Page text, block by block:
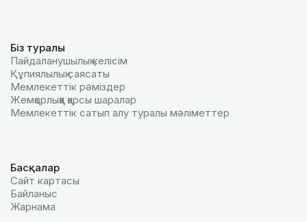
Біз туралы
Пайдаланушылық келiciм
Құпиялылық саясаты
Мемлекеттік рәміздер
Жемқорлыққа қарсы шаралар
Мемлекеттік сатып алу туралы мәлiметтер
Басқалар
Сайт картасы
Байланыс
Жарнама